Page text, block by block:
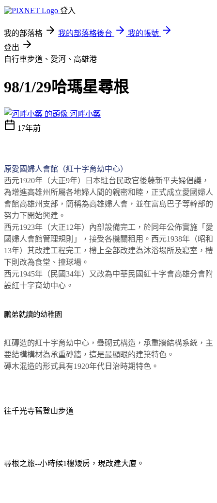
登入
我的部落格 我的部落格後台
我的帳號
登出
自行車步道、愛河、高雄港
98/1/29哈瑪星尋根
河畔小築
17年前
原愛國婦人會館（紅十字育幼中心）
西元1920年（大正9年）日本駐台民政官後藤新平夫婦倡議，
為增進高雄州所屬各地婦人間的親密和睦，正式成立愛國婦人
會館高雄州支部，簡稱為高雄婦人會，並在富島巴子等幹部的
努力下開始興建。
西元1923年（大正12年）內部設備完工，於同年公佈實施「愛
國婦人會館管理規則」，接受各機關租用。西元1938年（昭和
13年）其改建工程完工，樓上全部改建為沐浴場所及寢室，樓
下則改為食堂、撞球場。
西元1945年（民國34年）又改為中華民國紅十字會高雄分會附
設紅十字育幼中心。
鵬弟就讀的幼稚園
紅磚造的紅十字育幼中心，疊砌式構造，承重牆結構系統，主
要結構構材為承重磚牆，這是最顯眼的建築特色。
磚木混造的形式具有1920年代日治時期特色。
往千光寺舊登山步道
尋根之旅--小時候1樓矮房，現改建大廈。